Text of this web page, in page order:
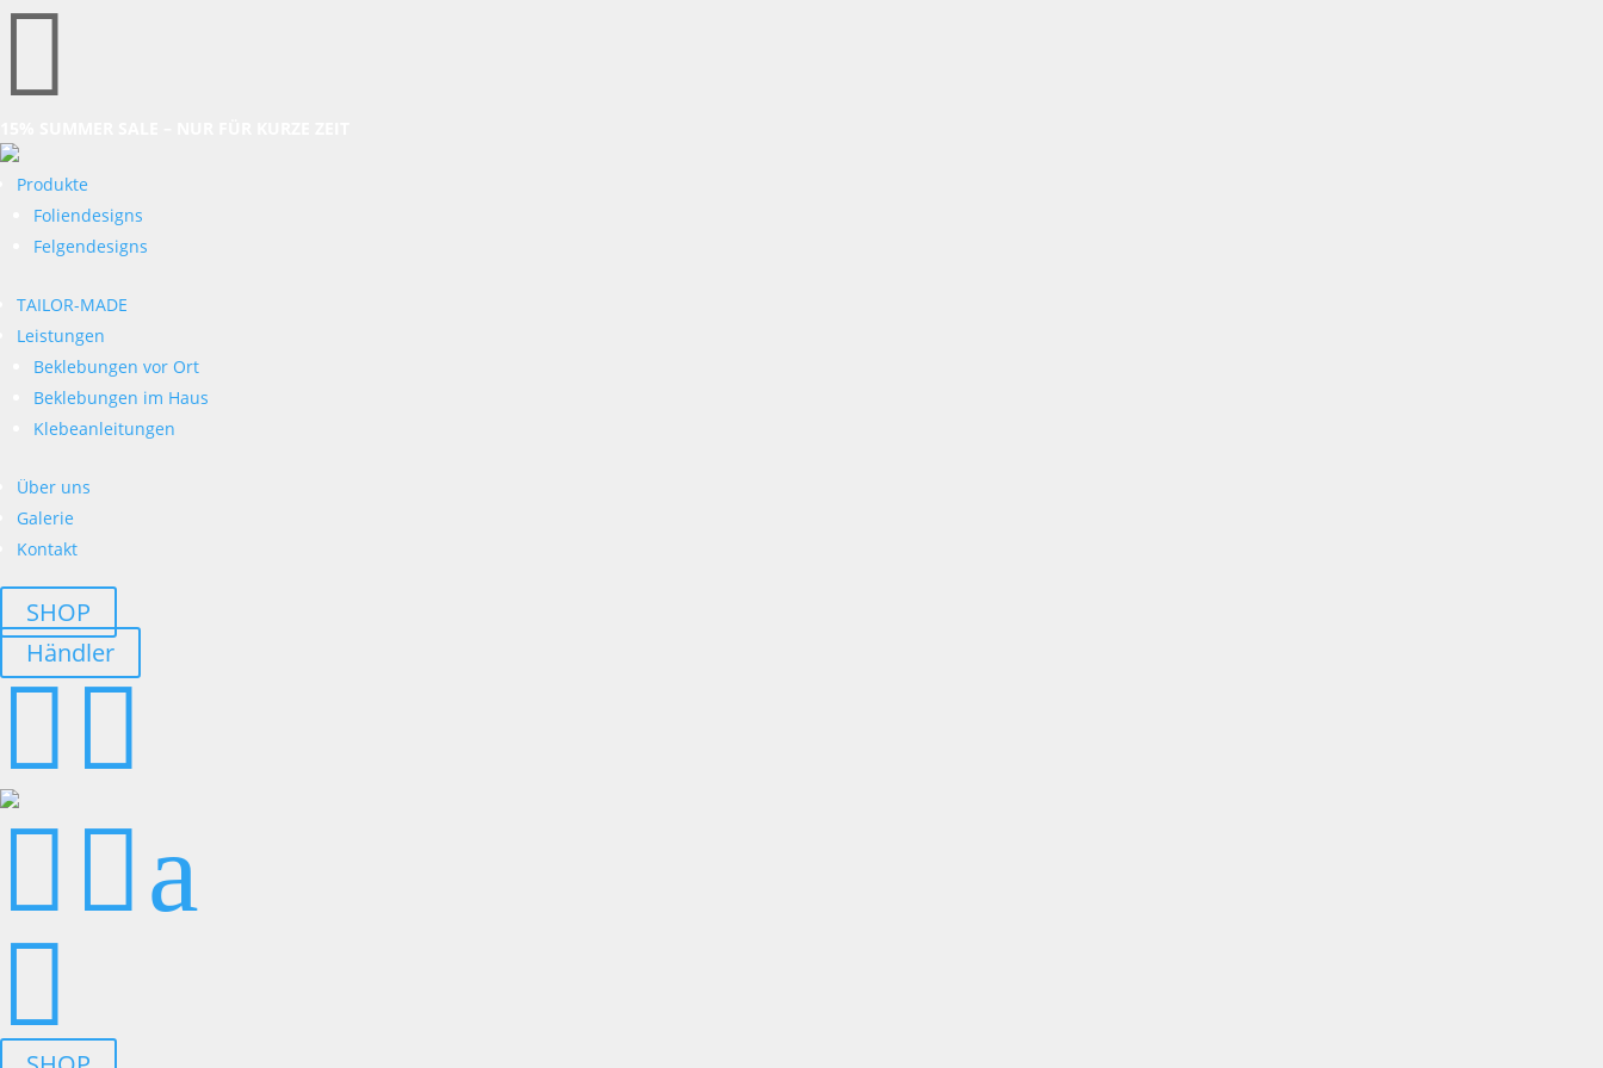

Produkte
Foliendesigns
Felgendesigns
TAILOR-MADE
Leistungen
Beklebungen vor Ort
Beklebungen im Haus
Klebeanleitungen
Über uns
Galerie
Kontakt
SHOP
Händler
 
 a
